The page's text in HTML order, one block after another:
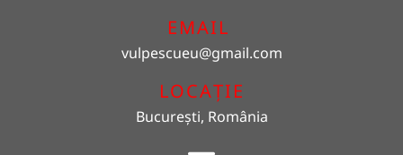
EMAIL
vulpescueu@gmail.com
LOCAȚIE
București, România